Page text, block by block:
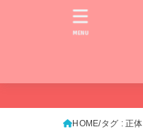
MENU
HOME タグ : 正体